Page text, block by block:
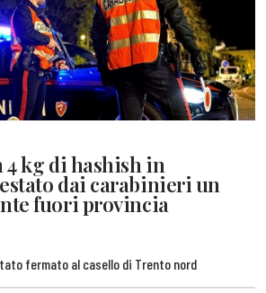
kg di hashish in
dai carabinieri un
fuori provincia
fermato al casello di Trento nord